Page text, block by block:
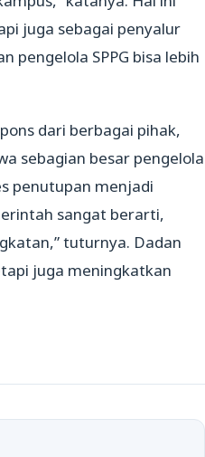
juga sebagai penyalur
pengelola SPPG bisa lebih
dari berbagai pihak,
sebagian besar pengelola
penutupan menjadi
sangat berarti,
tuturnya. Dadan
juga meningkatkan